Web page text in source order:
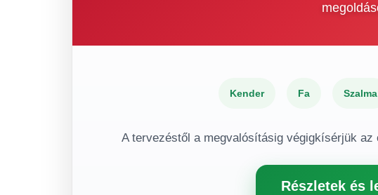
Kender Fa Szalma
A tervezéstől a megvalósításig végigkísérjük
Részletek és